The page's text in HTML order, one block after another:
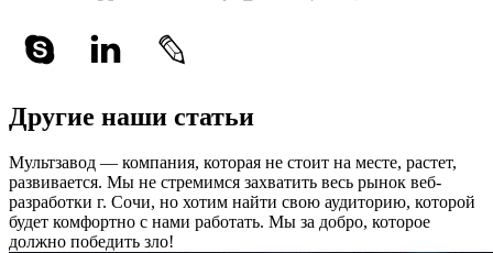
Другие наши статьи
Мультзавод — компания, которая не стоит на месте, растет,
развивается. Мы не стремимся захватить весь рынок веб-
разработки г. Сочи, но хотим найти свою аудиторию, которой
будет комфортно с нами работать. Мы за добро, которое
должно победить зло!